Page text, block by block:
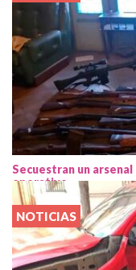
Secuestran un
operativo
NOTICIAS